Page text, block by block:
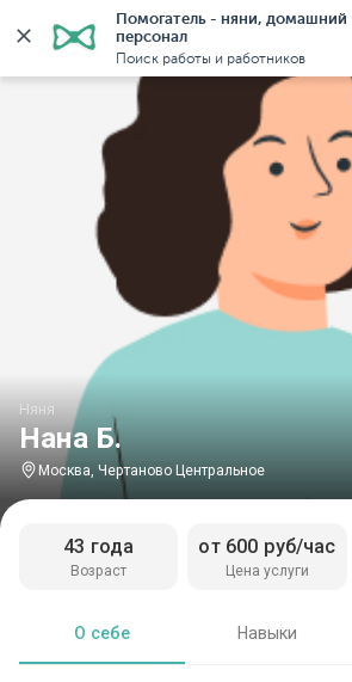
Помогатель - няни, домашний
персонал
Поиск работы и работников
Главная Няни Няни в Москве
Нана Б.
Няня
Москва, Чертаново Центральное
Возраст
43 года
Цена услуги
от 600 руб/час
О себе Навыки